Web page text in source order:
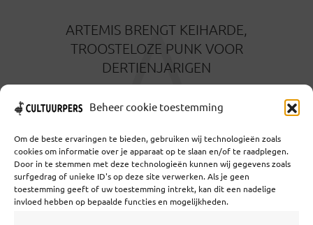
Beheer cookie toestemming
Om de beste ervaringen te bieden, gebruiken wij technologieën zoals
cookies om informatie over je apparaat op te slaan en/of te raadplegen.
Door in te stemmen met deze technologieën kunnen wij gegevens zoals
surfgedrag of unieke ID's op deze site verwerken. Als je geen
toestemming geeft of uw toestemming intrekt, kan dit een nadelige
invloed hebben op bepaalde functies en mogelijkheden.
ARTEMIS BRENGT KEIHARDE,
TROOSTELOZE PUNK VOOR
DERTIENJARIGEN
A
Coöperatief Cultureel Persbureau U.A. | Salzburg 29 |
3524KS Utrecht | KvK: 55573592 |Btw: